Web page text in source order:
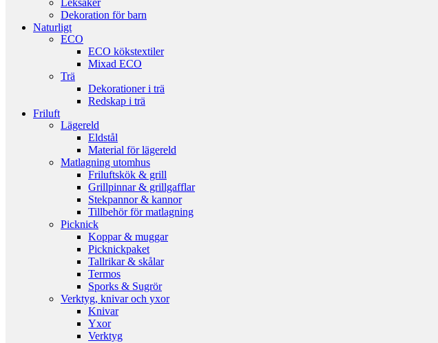
Leksaker
Dekoration för barn
Naturligt
ECO
ECO kökstextiler
Mixad ECO
Trä
Dekorationer i trä
Redskap i trä
Friluft
Lägereld
Eldstål
Material för lägereld
Matlagning utomhus
Friluftskök & grill
Grillpinnar & grillgafflar
Stekpannor & kannor
Tillbehör för matlagning
Picknick
Koppar & muggar
Picknickpaket
Tallrikar & skålar
Termos
Sporks & Sugrör
Verktyg, knivar och yxor
Knivar
Yxor
Verktyg